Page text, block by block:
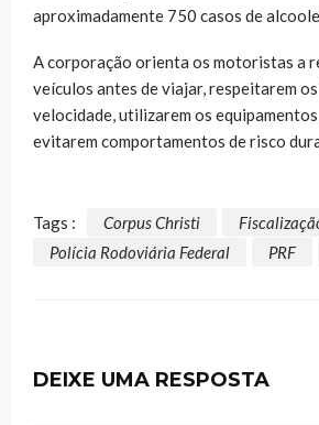
aproximadamente 750 casos de
A corporação orienta os motoristas a
veículos antes de viajar, respeitarem
velocidade, utilizarem os
evitarem comportamentos de risco
Tags : Corpus Christi
Polícia Rodoviária Federal
PRF
DEIXE UMA RESPOSTA